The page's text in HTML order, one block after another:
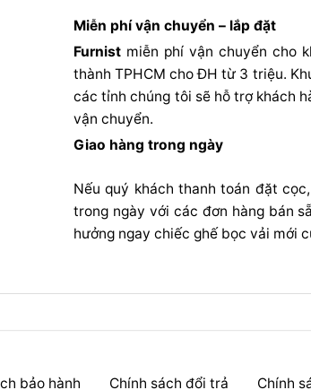
Miễn phí vận chuyển – lắp đặt
Furnist miễn phí vận chuyển cho
thành TPHCM cho ĐH từ 3 triệu.
các tỉnh chúng tôi sẽ hỗ trợ khách
vận chuyển.
Giao hàng trong ngày
Nếu quý khách thanh toán đặt
trong ngày với các đơn hàng bán
hưởng ngay chiếc ghế bọc vải mới
bảo hành Chính sách đổi trả Chính